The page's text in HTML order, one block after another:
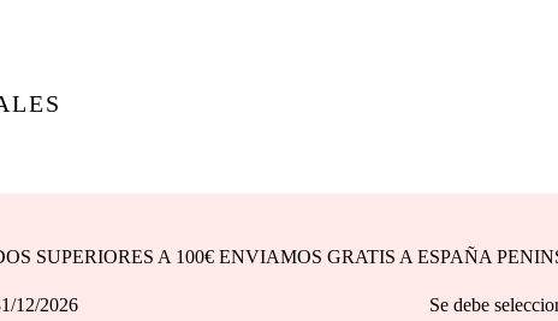
SUPERIORES A 100€ ENVIAMOS GRATIS A ESPAÑA
31/12/2026 Se debe seleccionar la opción